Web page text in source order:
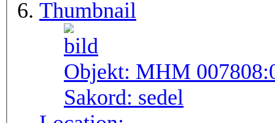
Thumbnail
Objekt: MHM
Sakord: sedel